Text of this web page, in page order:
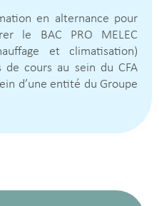
en alternance pour
le BAC PRO MELEC
et climatisation)
de cours au sein du CFA
d’une entité du Groupe